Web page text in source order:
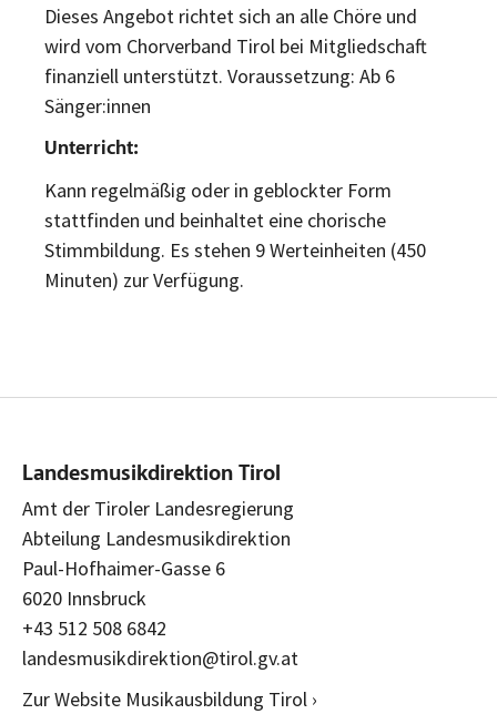
Dieses Angebot richtet sich an alle Chöre und
wird vom Chorverband Tirol bei Mitgliedschaft
finanziell unterstützt. Voraussetzung: Ab 6
Sänger:innen
Unterricht:
Kann regelmäßig oder in geblockter Form
stattfinden und beinhaltet eine chorische
Stimmbildung. Es stehen 9 Werteinheiten (450
Minuten) zur Verfügung.
Landesmusikdirektion Tirol
Amt der Tiroler Landesregierung
Abteilung Landesmusikdirektion
Paul-Hofhaimer-Gasse 6
6020 Innsbruck
+43 512 508 6842
landesmusikdirektion@tirol.gv.at
Zur Website Musikausbildung Tirol ›